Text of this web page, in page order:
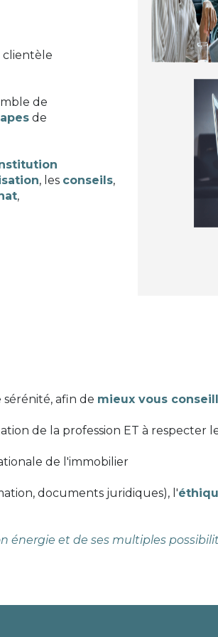
clientèle
de
de
, les conseils,
,
afin de mieux vous
de la profession ET à respecter
de l'immobilier
documents juridiques), l'
énergie et de ses multiples